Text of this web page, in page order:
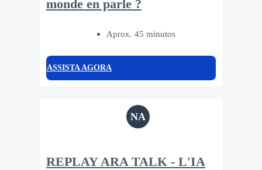
monde en parle ?
Aprox. 45 minutos
ASSISTA AGORA
NA
REPLAY ARA TALK - L'IA